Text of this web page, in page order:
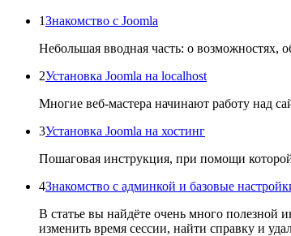
1Знакомство с Joomla
Небольшая вводная часть: о возможностях,
2Установка Joomla на localhost
Многие веб-мастера начинают работу над
3Установка Joomla на хостинг
Пошаговая инструкция, при помощи
4Знакомство с админкой и базовые
В статье вы найдёте очень много полезной
изменить время сессии, найти справку и